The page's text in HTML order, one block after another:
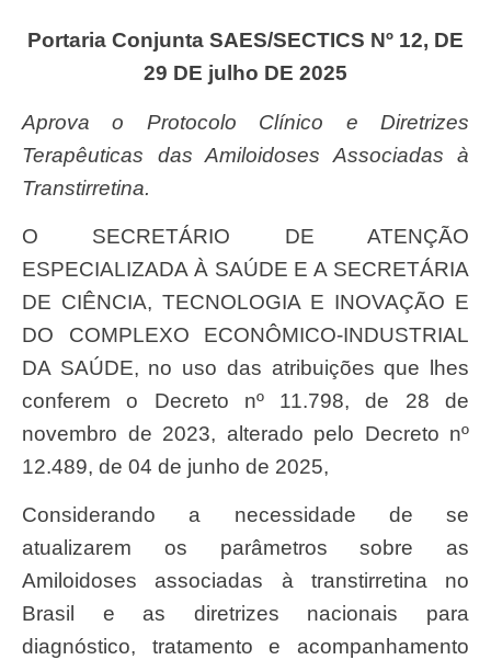
Portaria Conjunta SAES/SECTICS Nº 12, DE
29 DE julho DE 2025
Aprova o Protocolo Clínico e Diretrizes
Terapêuticas das Amiloidoses Associadas à
Transtirretina.
O SECRETÁRIO DE ATENÇÃO
ESPECIALIZADA À SAÚDE E A SECRETÁRIA
DE CIÊNCIA, TECNOLOGIA E INOVAÇÃO E
DO COMPLEXO ECONÔMICO-INDUSTRIAL
DA SAÚDE, no uso das atribuições que lhes
conferem o Decreto nº 11.798, de 28 de
novembro de 2023, alterado pelo Decreto nº
12.489, de 04 de junho de 2025,
Considerando a necessidade de se
atualizarem os parâmetros sobre as
Amiloidoses associadas à transtirretina no
Brasil e as diretrizes nacionais para
diagnóstico, tratamento e acompanhamento